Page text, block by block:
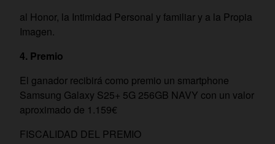
al Honor, la Intimidad Personal y familiar y a la Propia
Imagen.
4. Premio
El ganador recibirá como premio un smartphone
Samsung Galaxy S25+ 5G 256GB NAVY con un valor
aproximado de 1.159€
FISCALIDAD DEL PREMIO